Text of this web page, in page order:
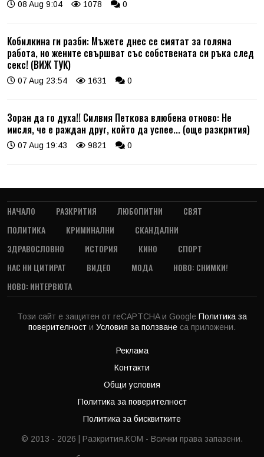
08 Aug 9:04 1078 0
Кобилкина ги разби: Мъжете днес се смятат за голяма
работа, но жените свършват със собствената си ръка след
секс! (ВИЖ ТУК)
07 Aug 23:54 1631 0
Зоран да го духа!! Силвия Петкова влюбена отново: Не
мисля, че е раждан друг, който да успее... (още разкрития)
07 Aug 19:43 9821 0
НАЧАЛО РАЗКРИТИЯ ЛЮБОПИТНИ
СВЯТ
ПОЛИТИКА
КРИМИНАЛНИ
СКАНДАЛНИ
ЗДРАВОСЛОВНО
ИСТОРИЯ КИНО
СПОРТ
НАС НИ ЦИТИРАТ
ВИДЕО МОДА
НОВО: СНИМКИ!
НОВО: ИНТЕРВЮТА
Този сайт е защитен от reCAPTCHA и Google Политика за
поверителност и Условия за ползване са приложени.
Реклама
Контакти
Общи условия
Политика за поверителност
Политика за бисквитките
© 2013 - 2026 | Разкрития.КОМ - Всички права запазени.